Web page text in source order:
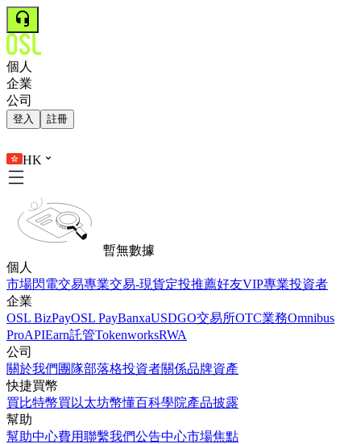
個人
企業
公司
登入 註冊
HK
暫無數據
個人
市場閃電交易專業交易-現貨定投推薦好友VIP專業投資者
企業
OSL BizPayOSL PayBanxaUSDGO交易所OTC業務Omnibus
ProAPIEarn託管TokenworksRWA
公司
關於我們 團隊部落格投資者關係品牌資產
快捷買幣
買比特幣買以太坊幣懂百科學院產品披露
幫助
幫助中心費用聯繫我們公告中心市場焦點